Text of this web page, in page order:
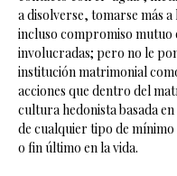
a disolverse, tomarse más
incluso compromiso mutuo
involucradas; pero no le
institución matrimonial
acciones que dentro del
cultura hedonista basada
de cualquier tipo de
o fin último en la vida.